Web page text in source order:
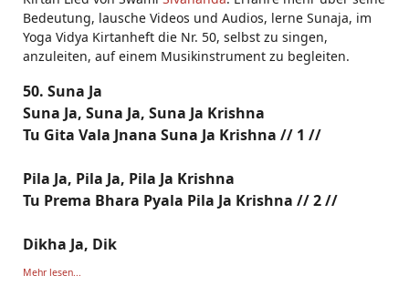
Bedeutung, lausche Videos und Audios, lerne Sunaja, im
Yoga Vidya Kirtanheft die Nr. 50, selbst zu singen,
anzuleiten, auf einem Musikinstrument zu begleiten.
50. Suna Ja
Suna Ja, Suna Ja, Suna Ja Krishna
Tu Gita Vala Jnana Suna Ja Krishna // 1 //
Pila Ja, Pila Ja, Pila Ja Krishna
Tu Prema Bhara Pyala Pila Ja Krishna // 2 //
Dikha Ja, Dik
Mehr lesen...